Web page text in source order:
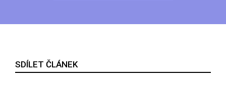
SDÍLET ČLÁNEK